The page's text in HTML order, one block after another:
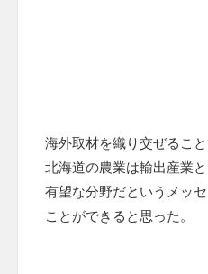
海外取材を織り交ぜるこ
北海道の農業は輸出産業
有望な分野だというメッ
ことができると思った。